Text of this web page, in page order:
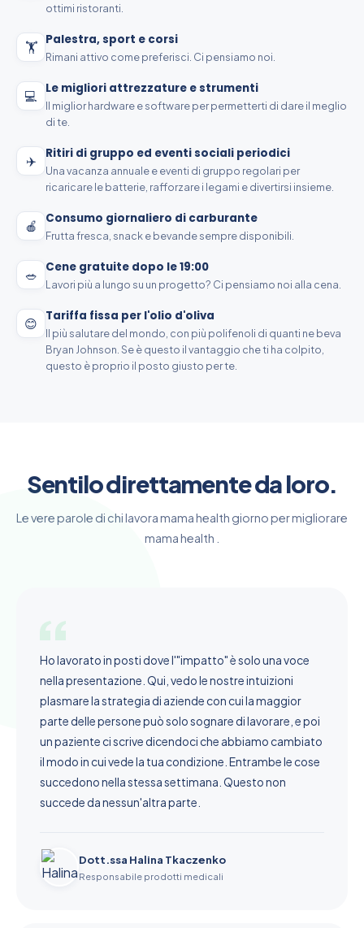
ottimi ristoranti.
🏋️ Palestra, sport e corsi
Rimani attivo come preferisci. Ci pensiamo noi.
💻 Le migliori attrezzature e strumenti
Il miglior hardware e software per permetterti di dare il meglio
di te.
✈️ Ritiri di gruppo ed eventi sociali periodici
Una vacanza annuale e eventi di gruppo regolari per
ricaricare le batterie, rafforzare i legami e divertirsi insieme.
🍎 Consumo giornaliero di carburante
Frutta fresca, snack e bevande sempre disponibili.
🥗 Cene gratuite dopo le 19:00
Lavori più a lungo su un progetto? Ci pensiamo noi alla cena.
😊 Tariffa fissa per l'olio d'oliva
Il più salutare del mondo, con più polifenoli di quanti ne beva
Bryan Johnson. Se è questo il vantaggio che ti ha colpito,
questo è proprio il posto giusto per te.
Sentilo direttamente da loro.
Le vere parole di chi lavora mama health giorno per migliorare
mama health .
Ho lavorato in posti dove l'"impatto" è solo una voce
nella presentazione. Qui, vedo le nostre intuizioni
plasmare la strategia di aziende con cui la maggior
parte delle persone può solo sognare di lavorare, e poi
un paziente ci scrive dicendoci che abbiamo cambiato
il modo in cui vede la tua condizione. Entrambe le cose
succedono nella stessa settimana. Questo non
succede da nessun'altra parte.
Dott.ssa Halina Tkaczenko
Responsabile prodotti medicali